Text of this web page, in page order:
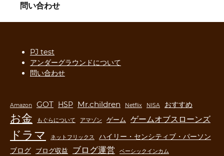
問い合わせ
PJ test
アンダーグラウンドについて
問い合わせ
Amazon GOT HSP Mr.children Netflix NISA おすすめ
お金 もぐらについて アマゾン ゲーム ゲームオブスローンズ
ドラマ ネットフリックス
ハイリー・センシティブ・パーソン
ブログ
ブログ収益 ブログ運営
ベーシックインカム